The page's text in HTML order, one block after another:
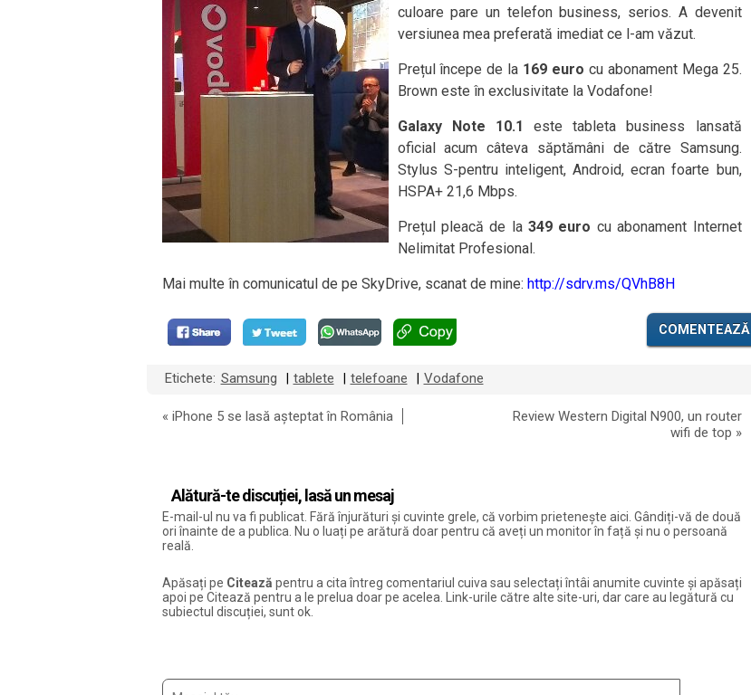
culoare pare un telefon business, serios. A devenit
versiunea mea preferată imediat ce l-am văzut.
Prețul începe de la 169 euro cu abonament Mega 25.
Brown este în exclusivitate la Vodafone!
Galaxy Note 10.1 este tableta business lansată
oficial acum câteva săptămâni de către Samsung.
Stylus S-pentru inteligent, Android, ecran foarte bun,
HSPA+ 21,6 Mbps.
Prețul pleacă de la 349 euro cu abonament Internet
Nelimitat Profesional.
Mai multe în comunicatul de pe SkyDrive, scanat de mine: http://sdrv.ms/QVhB8H
COMENTEAZĂ
Etichete: Samsung tablete telefoane Vodafone
« iPhone 5 se lasă așteptat în România
Review Western Digital N900, un router
wifi de top »
Alătură-te discuției, lasă un mesaj
E-mail-ul nu va fi publicat. Fără înjurături și cuvinte grele, că vorbim prietenește aici. Gândiți-vă de două
ori înainte de a publica. Nu o luați pe arătură doar pentru că aveți un monitor în față și nu o persoană
reală.
Apăsați pe Citează pentru a cita întreg comentariul cuiva sau selectați întâi anumite cuvinte și apăsați
apoi pe Citează pentru a le prelua doar pe acelea. Link-urile către alte site-uri, dar care au legătură cu
subiectul discuției, sunt ok.